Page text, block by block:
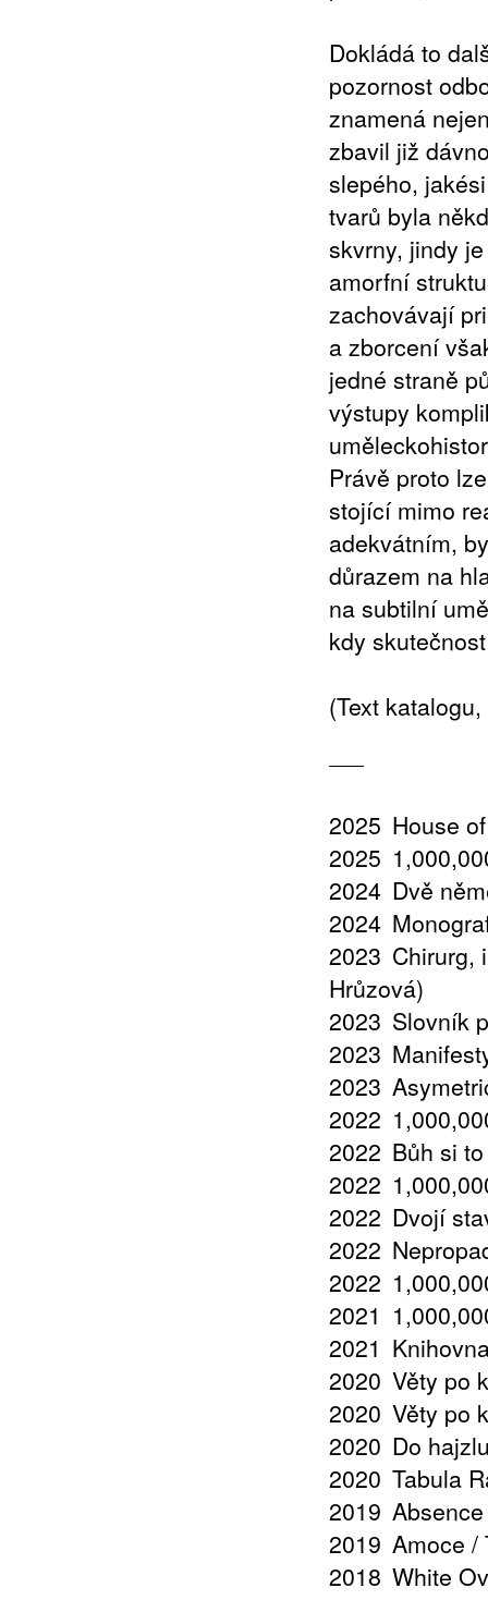
Dokládá to
pozornost
znamená
zbavil již
slepého,
tvarů byla
skvrny, jindy
amorfní
zachovávají
a zborcení
jedné straně
výstupy
Právě proto
stojící mimo
adekvátním,
důrazem na
na subtilní
kdy
(Text
2025 House
2025
2024 Dvě
2024
2023 Chirurg,
Hrůzová)
2023 Slovník
2023
2023
2022
2022 Bůh si
2022
2022 Dvojí
2022
2022
2021
2021
2020 Věty po
2020 Věty po
2020 Do
2020 Tabula
2019
2019 Amoce /
2018 White